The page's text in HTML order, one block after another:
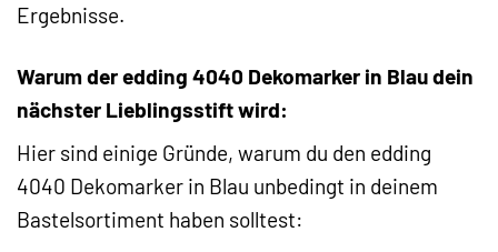
Ergebnisse.
Warum der edding 4040 Dekomarker in Blau dein
nächster Lieblingsstift wird:
Hier sind einige Gründe, warum du den edding
4040 Dekomarker in Blau unbedingt in deinem
Bastelsortiment haben solltest: